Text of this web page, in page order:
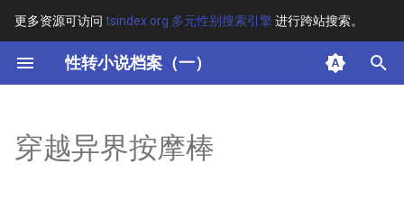
更多资源可访问 tsindex.org 多元性别搜索引擎进行跨站搜索。
性转小说档案（一）
键
开
其他信息 [Processed Page
穿越异界按摩棒